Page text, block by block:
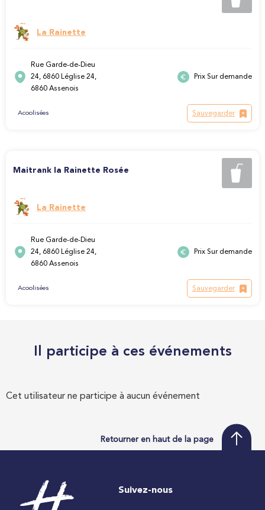
La Rainette
Rue Garde-de-Dieu
24, 6860 Léglise 24,
6860 Assenois
Prix Sur demande
Acoolisées Sauvegarder
Maitrank la Rainette Rosée
La Rainette
Rue Garde-de-Dieu
24, 6860 Léglise 24,
6860 Assenois
Prix Sur demande
Acoolisées Sauvegarder
Il participe à ces événements
Cet utilisateur ne participe à aucun événement
Retourner en haut de la page
Suivez-nous